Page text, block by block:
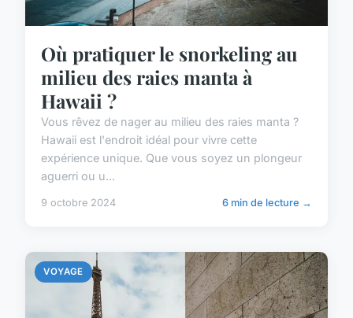
Où pratiquer le snorkeling au
milieu des raies manta à
Hawaii ?
Vous rêvez de nager au milieu des raies manta ?
Hawaii est l'endroit idéal pour vivre cette
expérience unique. Que vous soyez un plongeur
aguerri ou u...
9 octobre 2024 6 min de lecture →
VOYAGE